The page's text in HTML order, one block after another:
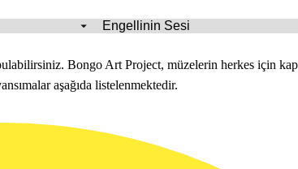
Bongo Art Project, müzelerin herkes için
aşağıda listelenmektedir.